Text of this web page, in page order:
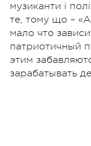
музиканти і
те, тому що –
мало что
патриотичный
этим
зарабатывать